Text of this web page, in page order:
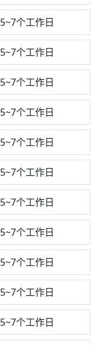
5~7个工作日
5~7个工作日
5~7个工作日
5~7个工作日
5~7个工作日
5~7个工作日
5~7个工作日
5~7个工作日
5~7个工作日
5~7个工作日
5~7个工作日